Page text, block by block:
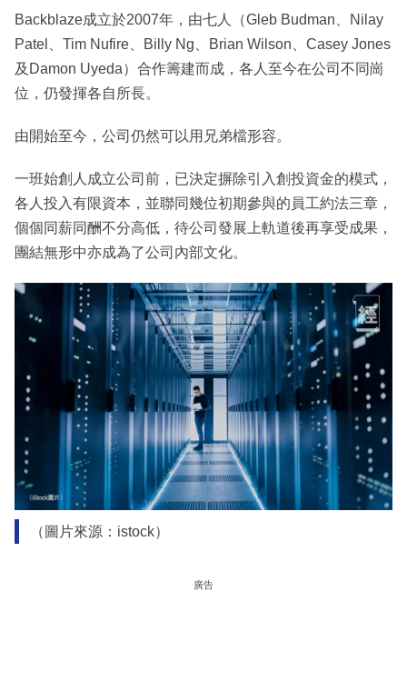
Backblaze成立於2007年，由七人（Gleb Budman、Nilay
Patel、Tim Nufire、Billy Ng、Brian Wilson、Casey Jones
及Damon Uyeda）合作籌建而成，各人至今在公司不同崗
位，仍發揮各自所長。
由開始至今，公司仍然可以用兄弟檔形容。
一班始創人成立公司前，已決定摒除引入創投資金的模式，
各人投入有限資本，並聯同幾位初期參與的員工約法三章，
個個同薪同酬不分高低，待公司發展上軌道後再享受成果，
團結無形中亦成為了公司內部文化。
（圖片來源：istock）
廣告